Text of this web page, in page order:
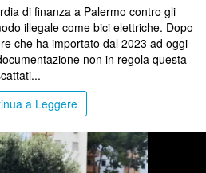
di finanza a Palermo contro gli
illegale come bici elettriche. Dopo
che ha importato dal 2023 ad oggi
non in regola questa
a Leggere